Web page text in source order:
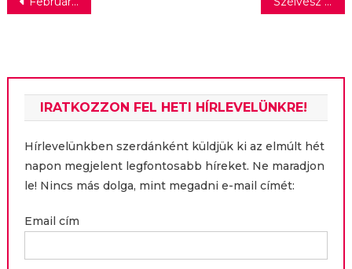
IRATKOZZON FEL HETI HÍRLEVELÜNKRE!
Hírlevelünkben szerdánként küldjük ki az elmúlt hét
napon megjelent legfontosabb híreket. Ne maradjon
le! Nincs más dolga, mint megadni e-mail címét:
Email cím